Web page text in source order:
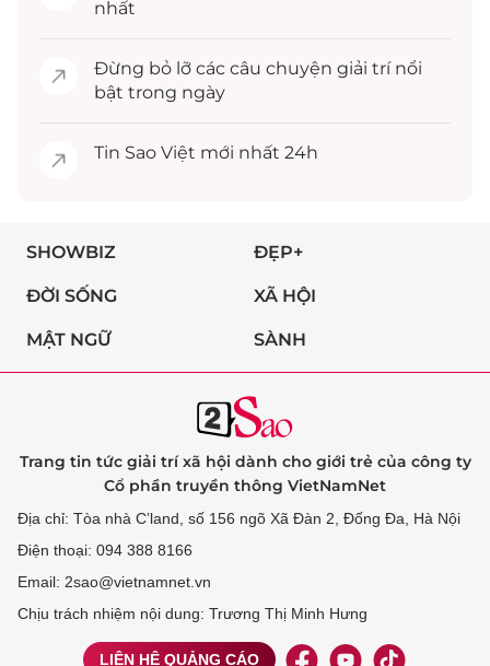
nhất
Đừng bỏ lỡ các câu chuyện giải trínổi
bật trong ngày
Tin Sao Việt mới nhất 24h
SHOWBIZ ĐẸP+
ĐỜI SỐNG XÃ HỘI
MẬT NGỮ SÀNH
Trang tin tức giải trí xã hội dành cho giới trẻ của công ty
Cổ phần truyền thông VietNamNet
Địa chỉ: Tòa nhà C’land, số 156 ngõ Xã Đàn 2, Đống Đa, Hà Nội
Điện thoại: 094 388 8166
Email: 2sao@vietnamnet.vn
Chịu trách nhiệm nội dung: Trương Thị Minh Hưng
LIÊN HỆ QUẢNG CÁO